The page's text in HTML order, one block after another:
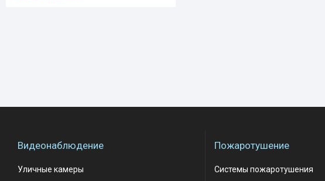
Видеонаблюдение
Уличные камеры
Пожаротушение
Системы пожаротушения